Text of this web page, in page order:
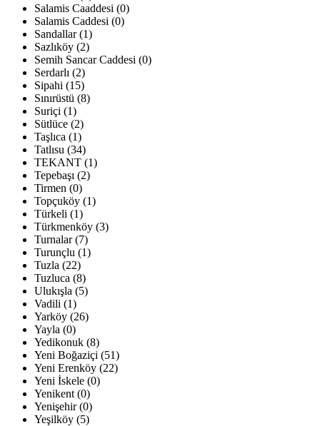
Salamis Caaddesi (0)
Salamis Caddesi (0)
Sandallar (1)
Sazlıköy (2)
Semih Sancar Caddesi (0)
Serdarlı (2)
Sipahi (15)
Sınırüstü (8)
Suriçi (1)
Sütlüce (2)
Taşlıca (1)
Tatlısu (34)
TEKANT (1)
Tepebaşı (2)
Tirmen (0)
Topçuköy (1)
Türkeli (1)
Türkmenköy (3)
Turnalar (7)
Turunçlu (1)
Tuzla (22)
Tuzluca (8)
Ulukışla (5)
Vadili (1)
Yarköy (26)
Yayla (0)
Yedikonuk (8)
Yeni Boğaziçi (51)
Yeni Erenköy (22)
Yeni İskele (0)
Yenikent (0)
Yenişehir (0)
Yeşilköy (5)